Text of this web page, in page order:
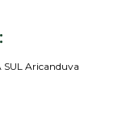
SUL Aricanduva